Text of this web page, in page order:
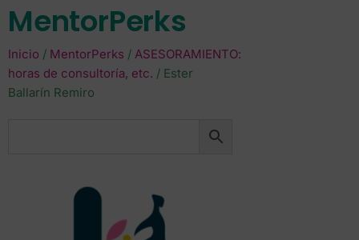
MentorPerks
Inicio / MentorPerks / ASESORAMIENTO:
horas de consultoría, etc. / Ester
Ballarín Remiro